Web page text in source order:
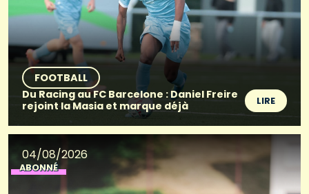
FOOTBALL
Du Racing au FC Barcelone : Daniel Freire
rejoint la Masia et marque déjà
LIRE
04/08/2026
ABONNÉ